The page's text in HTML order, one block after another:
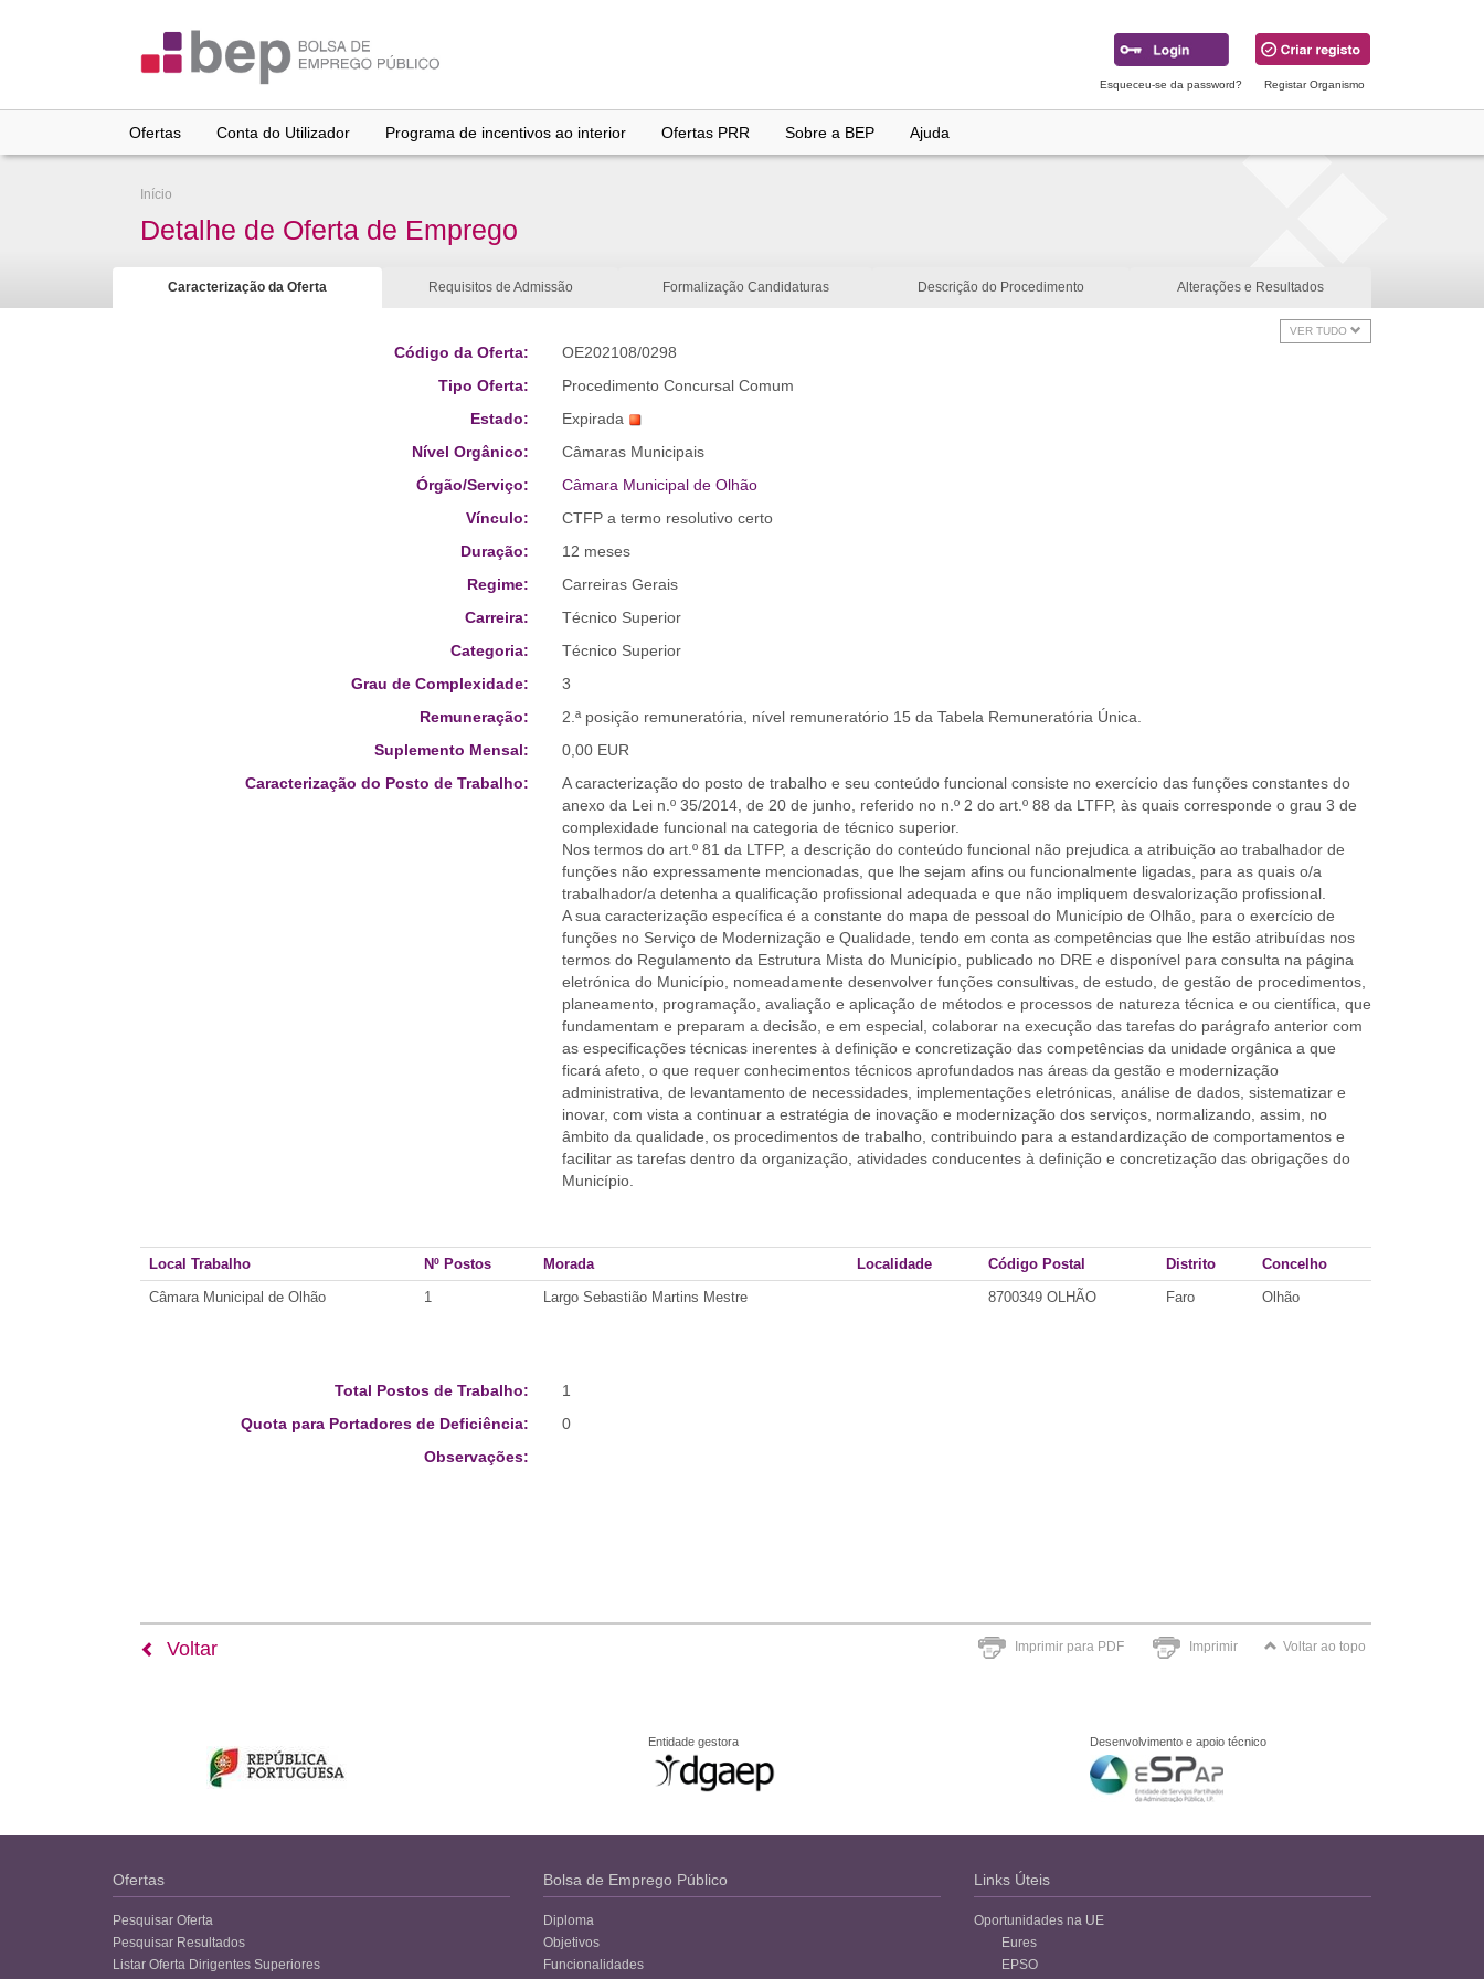
Esqueceu-se da password? Registar Organismo
Ofertas Conta do Utilizador Programa de incentivos ao interior Ofertas PRR Sobre a BEP Ajuda
Início
Detalhe de Oferta de Emprego
Caracterização da Oferta Requisitos de Admissão Formalização Candidaturas Descrição do Procedimento Alterações e Resultados
VER TUDO
Código da Oferta:
OE202108/0298
Tipo Oferta:
Procedimento Concursal Comum
Estado:
Expirada
Nível Orgânico:
Câmaras Municipais
Órgão/Serviço:
Câmara Municipal de Olhão
Vínculo:
CTFP a termo resolutivo certo
Duração:
12 meses
Regime:
Carreiras Gerais
Carreira:
Técnico Superior
Categoria:
Técnico Superior
Grau de Complexidade:
3
Remuneração:
2.ª posição remuneratória, nível remuneratório 15 da Tabela Remuneratória Única.
Suplemento Mensal:
0,00 EUR
Caracterização do Posto de Trabalho:
A caracterização do posto de trabalho e seu conteúdo funcional consiste no exercício das funções constantes do
anexo da Lei n.º 35/2014, de 20 de junho, referido no n.º 2 do art.º 88 da LTFP, às quais corresponde o grau 3 de
complexidade funcional na categoria de técnico superior.
Nos termos do art.º 81 da LTFP, a descrição do conteúdo funcional não prejudica a atribuição ao trabalhador de
funções não expressamente mencionadas, que lhe sejam afins ou funcionalmente ligadas, para as quais o/a
trabalhador/a detenha a qualificação profissional adequada e que não impliquem desvalorização profissional.
A sua caracterização específica é a constante do mapa de pessoal do Município de Olhão, para o exercício de
funções no Serviço de Modernização e Qualidade, tendo em conta as competências que lhe estão atribuídas nos
termos do Regulamento da Estrutura Mista do Município, publicado no DRE e disponível para consulta na página
eletrónica do Município, nomeadamente desenvolver funções consultivas, de estudo, de gestão de procedimentos,
planeamento, programação, avaliação e aplicação de métodos e processos de natureza técnica e ou científica, que
fundamentam e preparam a decisão, e em especial, colaborar na execução das tarefas do parágrafo anterior com
as especificações técnicas inerentes à definição e concretização das competências da unidade orgânica a que
ficará afeto, o que requer conhecimentos técnicos aprofundados nas áreas da gestão e modernização
administrativa, de levantamento de necessidades, implementações eletrónicas, análise de dados, sistematizar e
inovar, com vista a continuar a estratégia de inovação e modernização dos serviços, normalizando, assim, no
âmbito da qualidade, os procedimentos de trabalho, contribuindo para a estandardização de comportamentos e
facilitar as tarefas dentro da organização, atividades conducentes à definição e concretização das obrigações do
Município.
Local Trabalho Nº Postos Morada Localidade Código Postal Distrito
Concelho
Câmara Municipal de Olhão
1 Largo Sebastião Martins Mestre 8700349 OLHÃO Faro Olhão
Total Postos de Trabalho:
1
Quota para Portadores de Deficiência:
0
Observações:
Imprimir para PDF Imprimir Voltar ao topo
Voltar
Entidade gestora Desenvolvimento e apoio técnico
Ofertas
Pesquisar Oferta
Pesquisar Resultados
Listar Oferta Dirigentes Superiores
Bolsa de Emprego Público
Diploma
Objetivos
Funcionalidades
Links Úteis
Oportunidades na UE
Eures
EPSO